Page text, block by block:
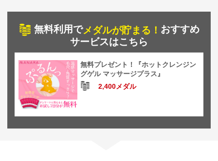
無料利用でメダルが貯まる！ おすすめ
サービスはこちら
無料プレゼント！『ホットクレンジン
グゲル マッサージプラス』
2,400メダル